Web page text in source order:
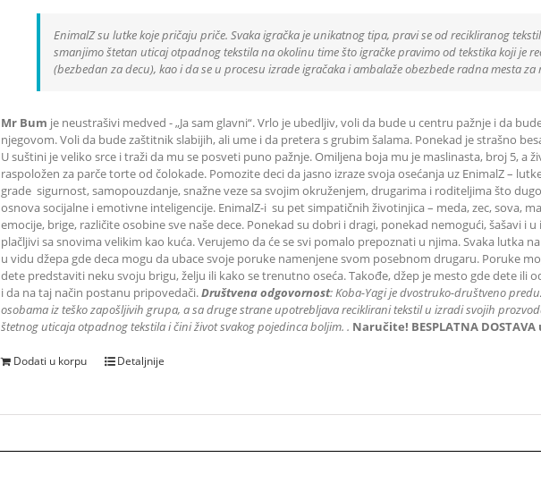
EnimalZ su lutke koje pričaju priče. Svaka igračka je unikatnog tipa, pravi se od recikliranog
smanjimo štetan uticaj otpadnog tekstila na okolinu time što igračke pravimo od tekstika koji je
(bezbedan za decu), kao i da se u procesu izrade igračaka i ambalaže obezbede radna mesta za
Mr Bum je neustrašivi medved - „Ja sam glavni“. Vrlo je ubedljiv, voli da bude u centru pažnje i da
njegovom. Voli da bude zaštitnik slabijih, ali ume i da pretera s grubim šalama. Ponekad je strašno
U suštini je veliko srce i traži da mu se posveti puno pažnje. Omiljena boja mu je maslinasta, broj 5, a
raspoložen za parče torte od čolokade. Pomozite deci da jasno izraze svoja osećanja uz EnimalZ –
grade sigurnost, samopouzdanje, snažne veze sa svojim okruženjem, drugarima i roditeljima što
osnova socijalne i emotivne inteligencije. EnimalZ-i su pet simpatičnih životinjica – meda, zec, sova,
emocije, brige, različite osobine sve naše dece. Ponekad su dobri i dragi, ponekad nemogući, šašavi i
plačljivi sa snovima velikim kao kuća. Verujemo da će se svi pomalo prepoznati u njima. Svaka lutka
u vidu džepa gde deca mogu da ubace svoje poruke namenjene svom posebnom drugaru. Poruke
dete predstaviti neku svoju brigu, želju ili kako se trenutno oseća. Takođe, džep je mesto gde dete ili
i da na taj način postanu pripovedači.Društvena odgovornost: Koba-Yagi je dvostruko-društveno
osobama iz teško zapošljivih grupa, a sa druge strane upotrebljava reciklirani tekstil u izradi svojih
štetnog uticaja otpadnog tekstila i čini život svakog pojedinca boljim. . Naručite! BESPLATNA
Dodati u korpu Detaljnije